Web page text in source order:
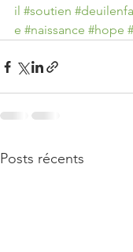
il #soutien
e #naissance #hope
Posts récents